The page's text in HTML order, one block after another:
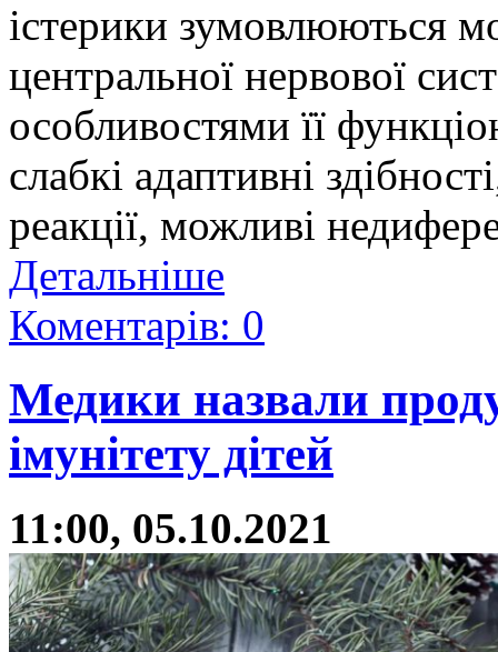
істерики зумовлюються
центральної нервової
особливостями її
слабкі адаптивні
реакції, можливі
Детальніше
Коментарів: 0
Медики назвали
імунітету дітей
11:00, 05.10.2021